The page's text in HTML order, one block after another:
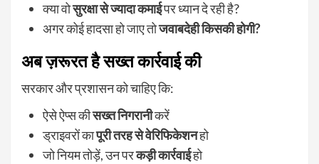
क्या वोसुरक्षा से ज्यादा कमाईपर ध्यान दे रही है?
अगर कोई हादसा हो जाए तोजवाबदेही किसकी होगी?
अब ज़रूरत है सख्त कार्रवाई की
सरकार और प्रशासन को चाहिए कि:
ऐसे ऐप्स कीसख्त निगरानीकरें
ड्राइवरों कापूरी तरह से वेरिफिकेशनहो
जो नियम तोड़ें, उन परकड़ी कार्रवाईहो